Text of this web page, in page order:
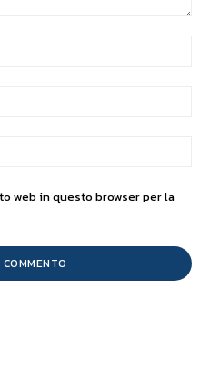
web in questo browser per la